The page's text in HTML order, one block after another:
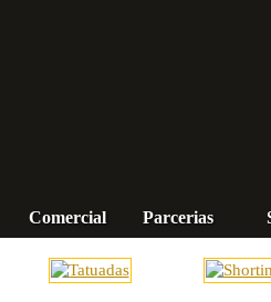
Parcerias
Comercial